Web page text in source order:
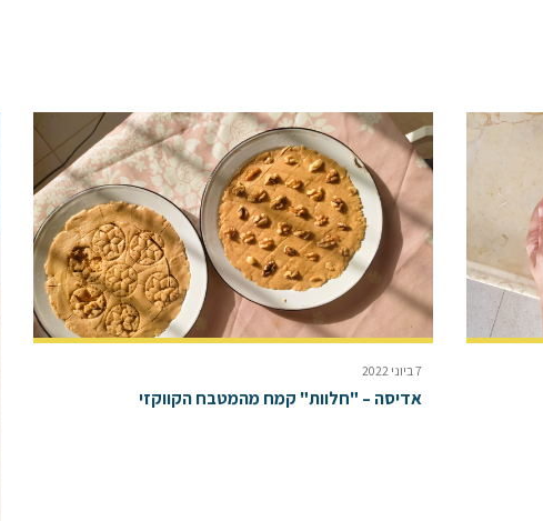
7 ביוני 2022
אדיסה – "חלוות" קמח מהמטבח הקווקזי